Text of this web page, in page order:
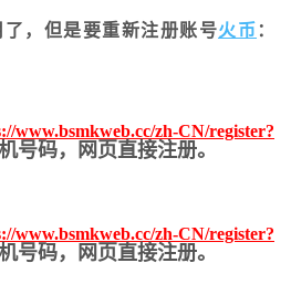
，但是要重新注册账号火币 ：
www.bsmkweb.cc/zh-CN/register?
号码，网页直接注册。
www.bsmkweb.cc/zh-CN/register?
号码，网页直接注册。